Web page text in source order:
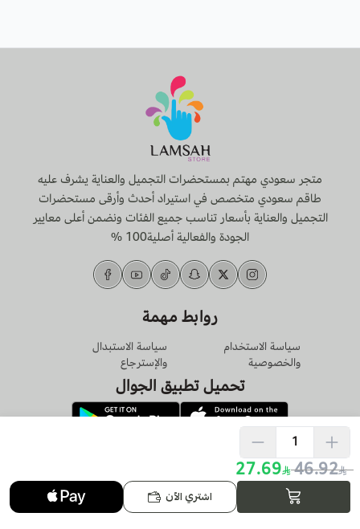
46.92
27.69
اشتري الآن
متجر سعودي مهتم بمستحضرات التجميل والعناية يشرف عليه
طاقم سعودي متخصص في استيراد أحدث وأرقى مستحضرات
التجميل والعناية بأسعار تناسب جميع الفئات ونضمن أعلى معايير
الجودة والفعالية أصلية100 %
روابط مهمة
سياسة الاستخدام
والخصوصية
سياسة الاستبدال
والإسترجاع
تحميل تطبيق الجوال
311035551400003